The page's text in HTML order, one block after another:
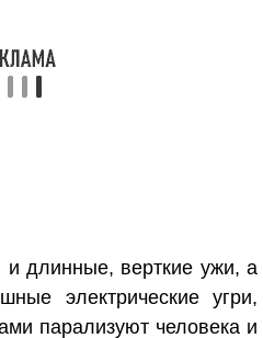
и длинные, верткие ужи, а
электрические угри,
парализуют человека и